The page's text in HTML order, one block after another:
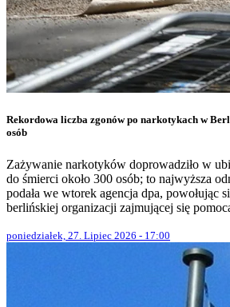
Rekordowa liczba zgonów po narkotykach w
osób
Zażywanie narkotyków doprowadziło w
do śmierci około 300 osób; to najwyższa
podała we wtorek agencja dpa, powołując
berlińskiej organizacji zajmującej się
poniedziałek, 27. Lipiec 2026 - 17:00